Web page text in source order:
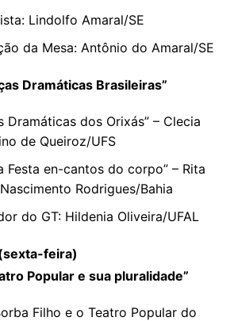
Lindolfo Amaral/SE
da Mesa: Antônio do Amaral/SE
Dramáticas Brasileiras”
Dramáticas dos Orixás” – Clecia
de Queiroz/UFS
Festa en-cantos do corpo” – Rita
Rodrigues/Bahia
do GT: Hildenia Oliveira/UFAL
feira)
Popular e sua pluralidade”
Filho e o Teatro Popular do